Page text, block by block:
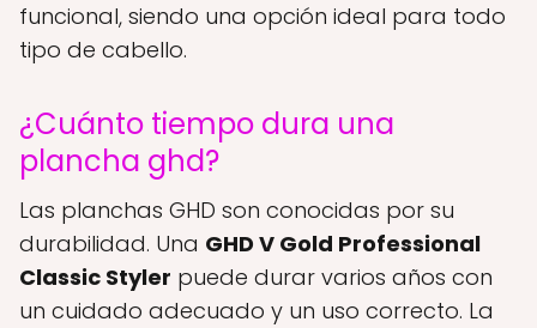
funcional, siendo una opción ideal para todo
tipo de cabello.
¿Cuánto tiempo dura una
plancha ghd?
Las planchas GHD son conocidas por su
durabilidad. Una GHD V Gold Professional
Classic Styler puede durar varios años con
un cuidado adecuado y un uso correcto. La